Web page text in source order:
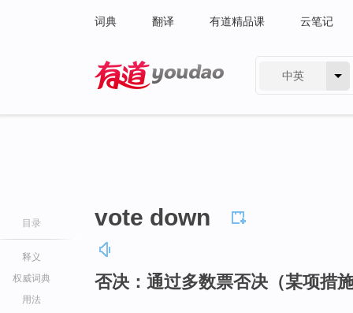
词典 翻译 有道精品课 云笔记
中英
目录
释义
权威词典
用法
vote down
否决：通过多数票否决（某项措